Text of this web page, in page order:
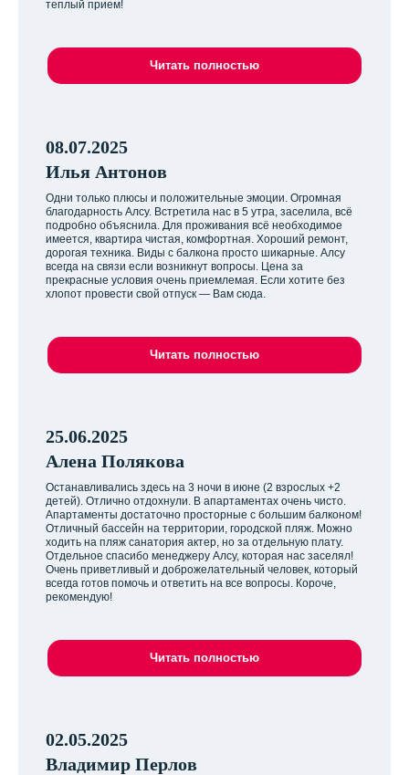
теплый прием!
Читать полностью
08.07.2025
Илья Антонов
Одни только плюсы и положительные эмоции. Огромная
благодарность Алсу. Встретила нас в 5 утра, заселила, всё
подробно объяснила. Для проживания всё необходимое
имеется, квартира чистая, комфортная. Хороший ремонт,
дорогая техника. Виды с балкона просто шикарные. Алсу
всегда на связи если возникнут вопросы. Цена за
прекрасные условия очень приемлемая. Если хотите без
хлопот провести свой отпуск — Вам сюда.
Читать полностью
25.06.2025
Алена Полякова
Останавливались здесь на 3 ночи в июне (2 взрослых +2
детей). Отлично отдохнули. В апартаментах очень чисто.
Апартаменты достаточно просторные с большим балконом!
Отличный бассейн на территории, городской пляж. Можно
ходить на пляж санатория актер, но за отдельную плату.
Отдельное спасибо менеджеру Алсу, которая нас заселял!
Очень приветливый и доброжелательный человек, который
всегда готов помочь и ответить на все вопросы. Короче,
рекомендую!
Читать полностью
02.05.2025
Владимир Перлов